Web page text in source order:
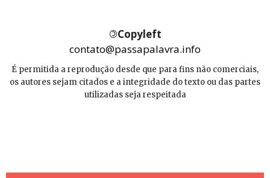
©Copyleft
contato@passapalavra.info
É permitida a reprodução desde que para fins não comerciais,
os autores sejam citados e a integridade do texto ou das partes
utilizadas seja respeitada